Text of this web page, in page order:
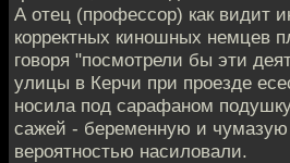
А отец (профессор) как видит
корректных киношных немцев
говоря "посмотрели бы эти
улицы в Керчи при проезде
носила под сарафаном
сажей - беременную и
вероятностью насиловали.